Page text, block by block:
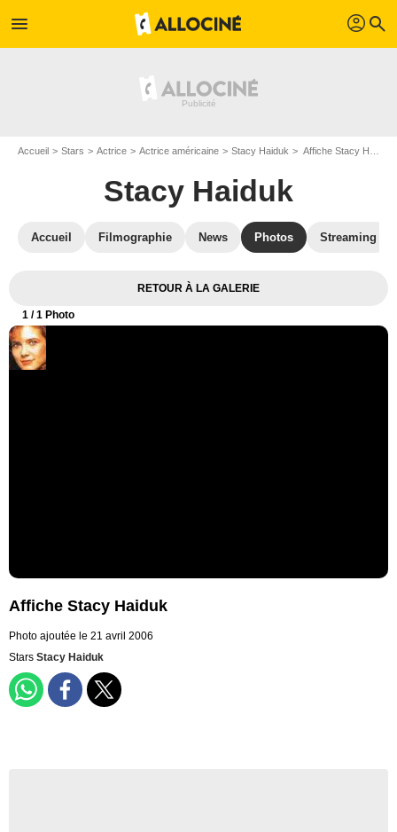
menu profil search
Accueil Stars Actrice Actrice américaine Stacy Haiduk Affiche Stacy Haiduk
Stacy Haiduk
Accueil Filmographie News Photos Streaming
RETOUR À LA GALERIE
1 / 1 Photo
Affiche Stacy Haiduk
Photo ajoutée le 21 avril 2006
Stars Stacy Haiduk